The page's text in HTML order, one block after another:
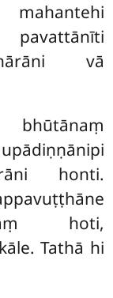
pavattānīti
vā
honti.
hoti,
Tathā hi